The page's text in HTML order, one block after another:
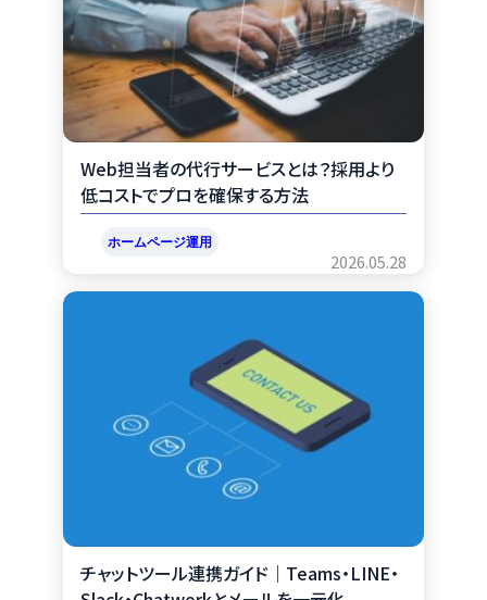
o
Web担当者の代行サービスとは？採用より
低コストでプロを確保する方法
ホームページ運用
2026.05.28
チャットツール連携ガイド｜Teams・LINE・